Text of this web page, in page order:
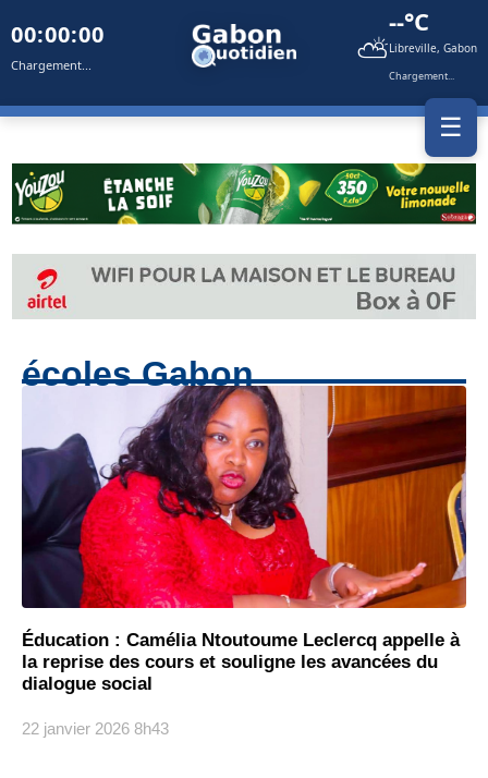
00:00:00
Chargement... ⛅
--°C
Libreville, Gabon
Chargement...
☰
écoles Gabon
Éducation : Camélia Ntoutoume Leclercq appelle à
la reprise des cours et souligne les avancées du
dialogue social
22 janvier 2026 8h43